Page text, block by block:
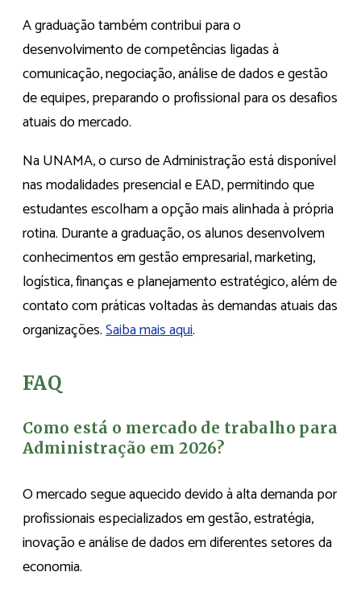
A graduação também contribui para o
desenvolvimento de competências ligadas à
comunicação, negociação, análise de dados e gestão
de equipes, preparando o profissional para os desafios
atuais do mercado.
Na UNAMA, o curso de Administração está disponível
nas modalidades presencial e EAD, permitindo que
estudantes escolham a opção mais alinhada à própria
rotina. Durante a graduação, os alunos desenvolvem
conhecimentos em gestão empresarial, marketing,
logística, finanças e planejamento estratégico, além de
contato com práticas voltadas às demandas atuais das
organizações.Saiba mais aqui.
FAQ
Como está o mercado de trabalho para
Administração em 2026?
O mercado segue aquecido devido à alta demanda por
profissionais especializados em gestão, estratégia,
inovação e análise de dados em diferentes setores da
economia.